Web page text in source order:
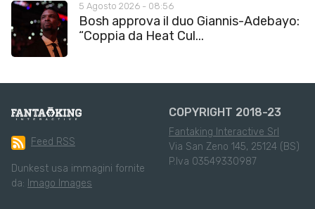
5 Agosto 2026 - 08:56
Bosh approva il duo Giannis-Adebayo:
“Coppia da Heat Cul...
Feed RSS
Dunkest usa immagini fornite
da: Imago Images
COPYRIGHT 2018-23
Fantaking Interactive Srl
Via San Zeno 145, 25124 (BS)
P.Iva 03549330987